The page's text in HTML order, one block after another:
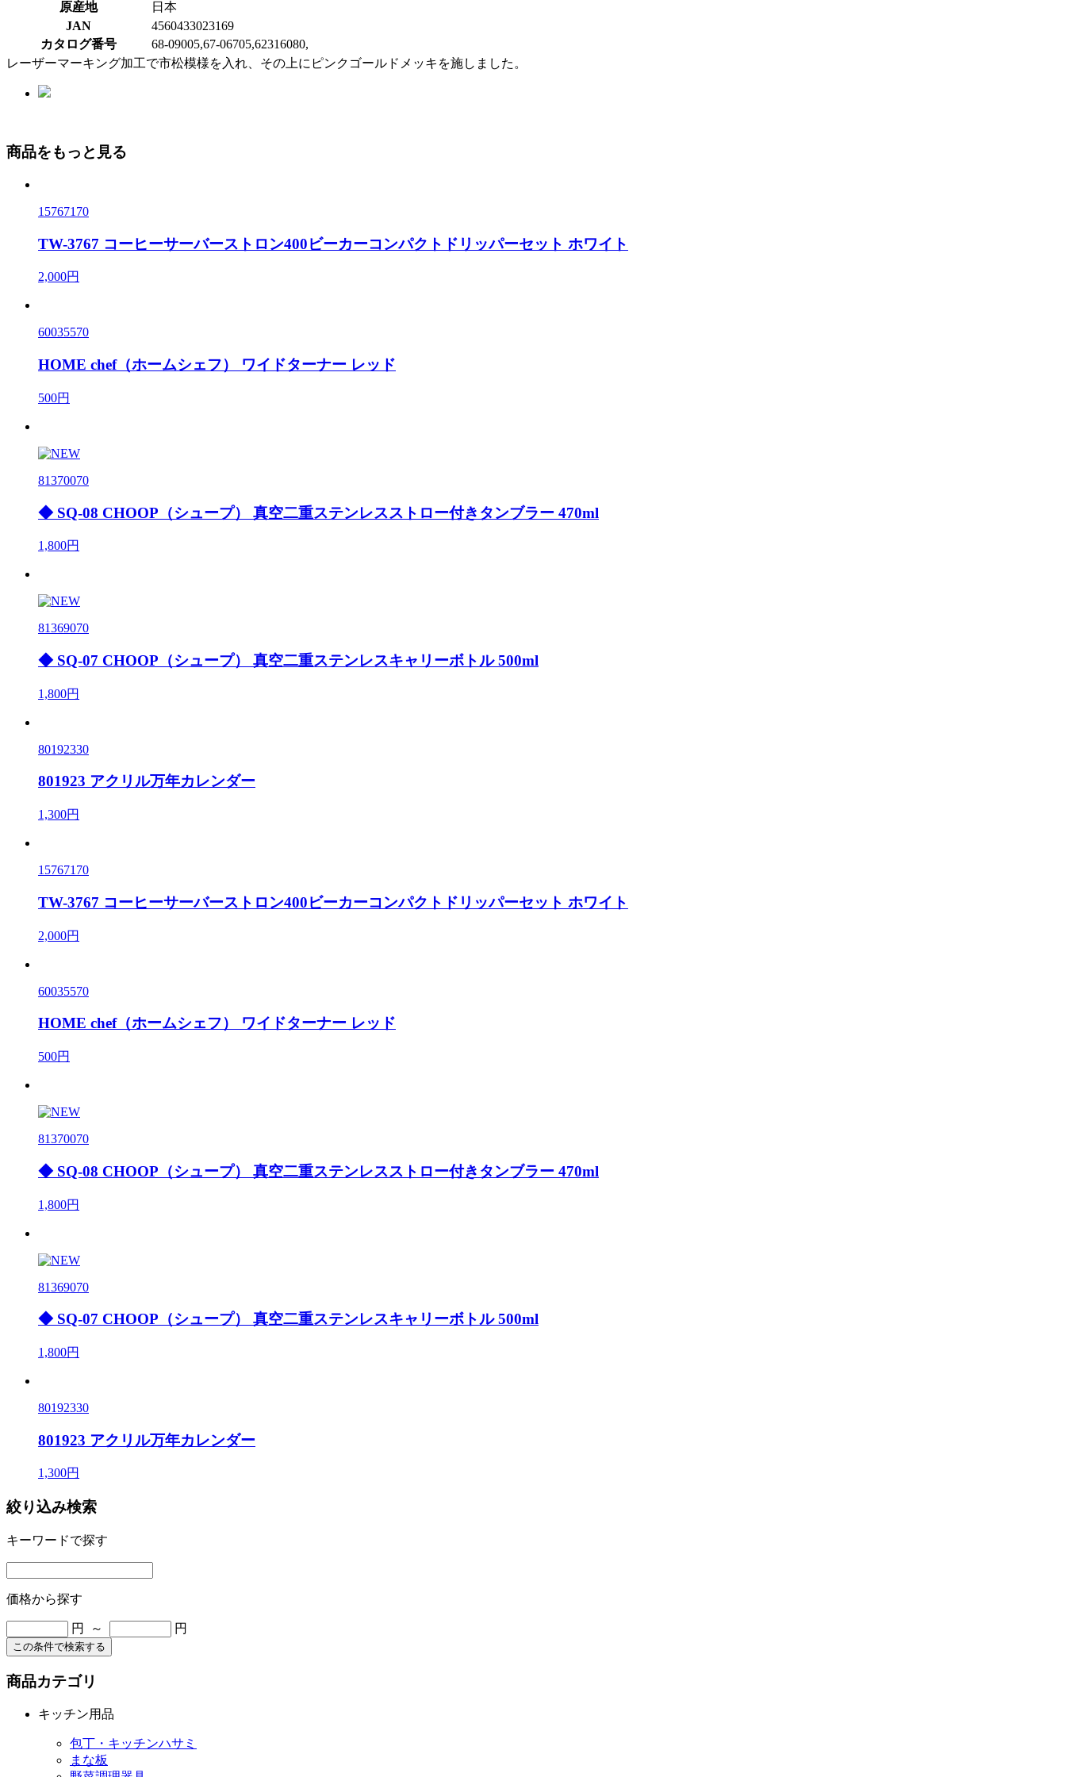
原産地
日本
JAN
4560433023169
カタログ番号
68-09005,67-06705,62316080,
レーザーマーキング加工で市松模様を入れ、その上にピンクゴールドメッキを施しました。
商品をもっと見る
15767170
TW-3767 コーヒーサーバーストロン400ビーカーコンパクトドリッパーセット ホワイト
2,000円
60035570
HOME chef（ホームシェフ） ワイドターナー レッド
500円
81370070
◆ SQ-08 CHOOP（シュープ） 真空二重ステンレスストロー付きタンブラー 470ml
1,800円
81369070
◆ SQ-07 CHOOP（シュープ） 真空二重ステンレスキャリーボトル 500ml
1,800円
80192330
801923 アクリル万年カレンダー
1,300円
15767170
TW-3767 コーヒーサーバーストロン400ビーカーコンパクトドリッパーセット ホワイト
2,000円
60035570
HOME chef（ホームシェフ） ワイドターナー レッド
500円
81370070
◆ SQ-08 CHOOP（シュープ） 真空二重ステンレスストロー付きタンブラー 470ml
1,800円
81369070
◆ SQ-07 CHOOP（シュープ） 真空二重ステンレスキャリーボトル 500ml
1,800円
80192330
801923 アクリル万年カレンダー
1,300円
絞り込み検索
キーワードで探す
価格から探す
円 ～ 円
この条件で検索する
商品カテゴリ
キッチン用品
包丁・キッチンハサミ
まな板